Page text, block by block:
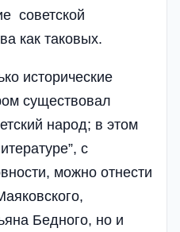
советской
как таковых.
исторические
существовал
народ; в этом
с
можно отнести
Бедного, но и